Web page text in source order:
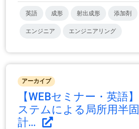
英語 成形 射出成形 添加剤
エンジニア エンジニアリング
アーカイブ
【WEBセミナー・英語
ステムによる局所用半
計...